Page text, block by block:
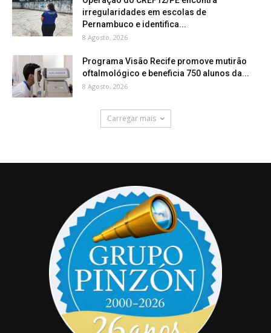
irregularidades em escolas de
Pernambuco e identifica...
8 Agosto, 2026
Programa Visão Recife promove mutirão
oftalmológico e beneficia 750 alunos da...
8 Agosto, 2026
Carregar mais